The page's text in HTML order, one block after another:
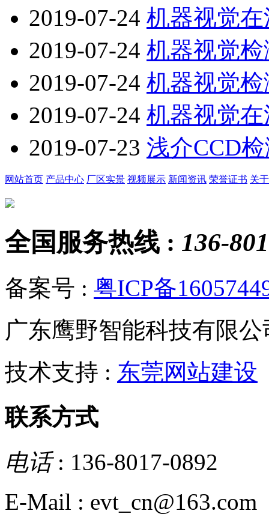
2019-07-24 机器视觉
2019-07-24 机器视觉
2019-07-24 机器视觉
2019-07-24 机器视觉
2019-07-23 浅介CCD
网站首页 产品中心 厂区实景 视频展示 新闻资讯 荣誉证书 关
全国服务热线 : 136-
备案号 : 粤ICP备
广东鹰野智能科技有限
技术支持 : 东莞网站建设
联系方式
电话: 136-8017-0892
E-Mail : evt_cn@163.com